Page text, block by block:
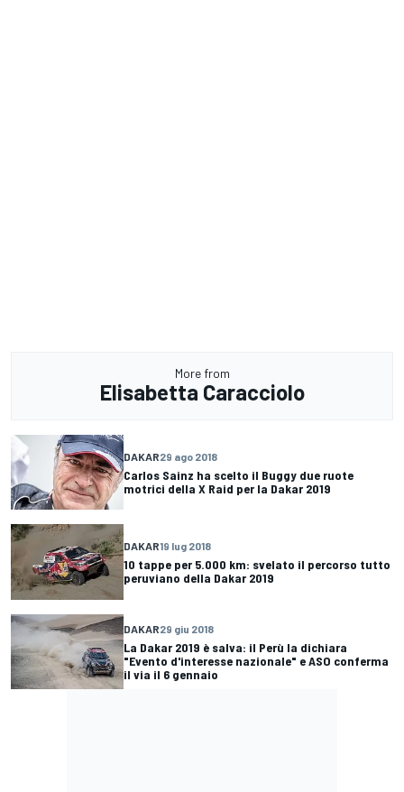
More from
Elisabetta Caracciolo
DAKAR29 ago 2018
Carlos Sainz ha scelto il Buggy due ruote
motrici della X Raid per la Dakar 2019
DAKAR19 lug 2018
10 tappe per 5.000 km: svelato il percorso tutto
peruviano della Dakar 2019
DAKAR29 giu 2018
La Dakar 2019 è salva: il Perù la dichiara
"Evento d'interesse nazionale" e ASO conferma
il via il 6 gennaio